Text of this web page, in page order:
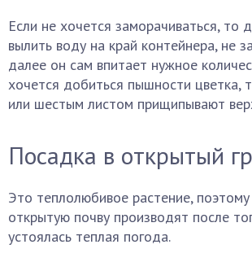
Если не хочется заморачиваться, то
вылить воду на край контейнера, не
далее он сам впитает нужное
хочется добиться пышности цветка,
или шестым листом прищипывают
Посадка в открытый
Это теплолюбивое растение,
открытую почву производят после
устоялась теплая погода.